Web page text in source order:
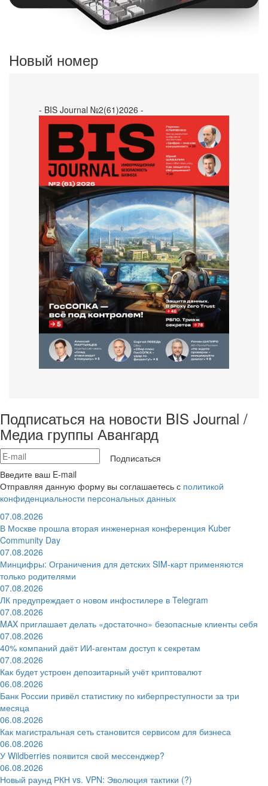
Новый номер
- BIS Journal №2(61)2026 -
Подписаться на новости BIS Journal /
Медиа группы Авангард
Подписаться
Введите ваш E-mail
Отправляя данную форму вы соглашаетесь с политикой
конфиденциальности персональных данных
07.08.2026
В Москве прошла вторая инженерная конференция Kuber
Community Day
07.08.2026
Минцифры: Ограничения для детских SIM-карт применяются
только родителями
07.08.2026
ЛК предупреждает о новом инфостилере в Telegram
07.08.2026
MAX приглашает делать «достаточно» безопасные клиенты себя
07.08.2026
40% компаний даёт ИИ‑агентам доступ к секретам
07.08.2026
Как будет устроен депозитарный учёт криптовалют
06.08.2026
Банк России привёл статистику по киберпреступности за три
месяца
06.08.2026
Как магистральная сеть становится сервисом для бизнеса
06.08.2026
У Wildberries появится свой мессенджер?
06.08.2026
Новый раунд РКН vs. VPN: Эволюция тактики (?)